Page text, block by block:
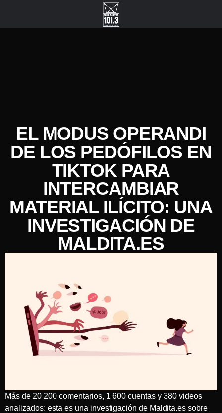
EL MODUS OPERANDI
DE LOS PEDÓFILOS EN
TIKTOK PARA
INTERCAMBIAR
MATERIAL ILÍCITO: UNA
INVESTIGACIÓN DE
MALDITA.ES
Más de 20 200 comentarios, 1 600 cuentas y 380 videos
analizados: esta es una investigación de Maldita.es sobre